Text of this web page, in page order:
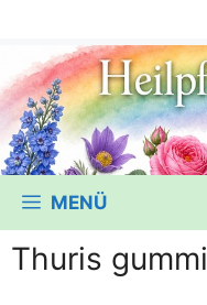
MENÜ
Thuris gummi